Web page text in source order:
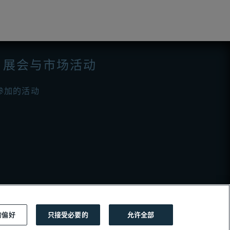
展会与市场活动
加的活动
偏好 只接受必要的 允许全部